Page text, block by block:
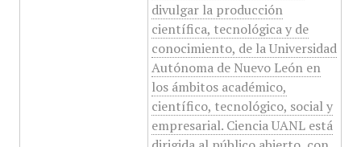
divulgar la producción
científica, tecnológica y de
conocimiento, de la Universidad
Autónoma de Nuevo León en
los ámbitos académico,
científico, tecnológico, social y
empresarial. Ciencia UANL está